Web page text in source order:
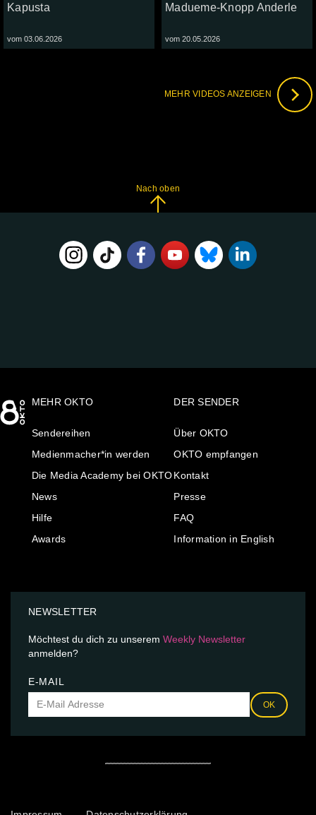
Kapusta
vom 03.06.2026
Madueme-Knopp Anderle
vom 20.05.2026
MEHR VIDEOS ANZEIGEN
Nach oben
MEHR OKTO
Sendereihen
Medienmacher*in werden
Die Media Academy bei OKTO
News
Hilfe
Awards
DER SENDER
Über OKTO
OKTO empfangen
Kontakt
Presse
FAQ
Information in English
NEWSLETTER
Möchtest du dich zu unserem Weekly Newsletter
anmelden?
E-MAIL
OK